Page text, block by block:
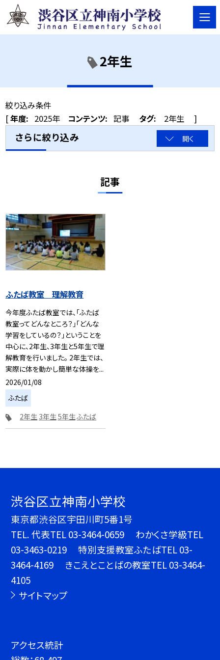
2年生
絞り込み条件
[年度: 2025年 コンテンツ: 記事 タグ: 2年生 ]
さらに絞り込み 開く
記事
ふたば教室 理解教育
今年度ふたば教室では、「ふたば
教室ってどんなところ？」「どんな
学習をしているの？」ということを
中心に、2年生、3年生と5年生で理
解教育を行いました。 2年生では、
実際に体を動かし簡単な体操を...
2026/01/08
ふたば
2年生 3年生5年生ふたば
渋谷区立神南小学校
東京都渋谷区宇田川町5番1号
TEL.代表TEL 03-3464-0659 わかくさ学級TEL
03-3463-0219 特別支援教室ふたばTEL 03-
3464-4169 きこえとことばの教室TEL 03-3464-
4105
サイトマップ
アクセス統計